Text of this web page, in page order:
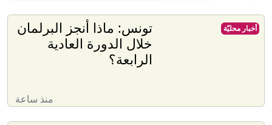
تونس: ماذا أنجز البرلمان
خلال الدورة العادية
الرابعة؟
منذ ساعة
أخبار محليّة